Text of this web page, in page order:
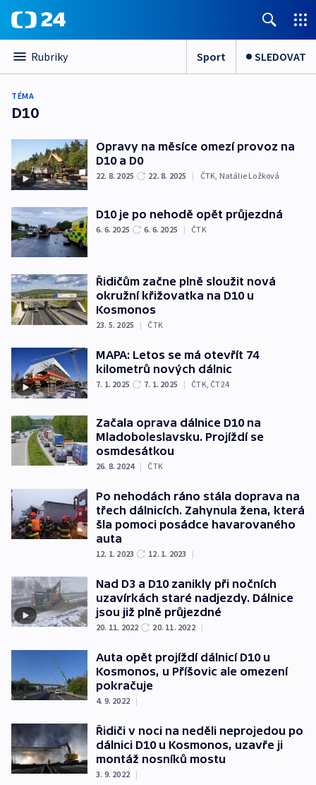
Rubriky Sport SLEDOVAT
TÉMA
D10
Opravy na měsíce omezí provoz na
D10 a D0
22. 8. 2025 22. 8. 2025 | ČTK, Natálie Ložková
D10 je po nehodě opět průjezdná
6. 6. 2025 6. 6. 2025 | ČTK
Řidičům začne plně sloužit nová
okružní křižovatka na D10 u
Kosmonos
23. 5. 2025 | ČTK
MAPA: Letos se má otevřít 74
kilometrů nových dálnic
7. 1. 2025 7. 1. 2025 | ČTK, ČT24
Začala oprava dálnice D10 na
Mladoboleslavsku. Projíždí se
osmdesátkou
26. 8. 2024 | ČTK
Po nehodách ráno stála doprava na
třech dálnicích. Zahynula žena, která
šla pomoci posádce havarovaného
auta
12. 1. 2023 12. 1. 2023 |
Nad D3 a D10 zanikly při nočních
uzavírkách staré nadjezdy. Dálnice
jsou již plně průjezdné
20. 11. 2022 20. 11. 2022 |
Auta opět projíždí dálnicí D10 u
Kosmonos, u Příšovic ale omezení
pokračuje
4. 9. 2022 |
Řidiči v noci na neděli neprojedou po
dálnici D10 u Kosmonos, uzavře ji
montáž nosníků mostu
3. 9. 2022 |